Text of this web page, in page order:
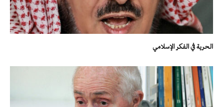
الحرية في الفكر الإسلامي